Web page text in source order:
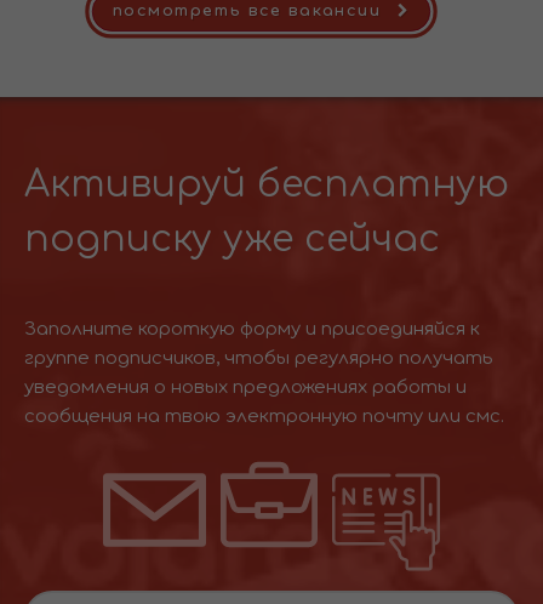
посмотреть все вакансии
Активируй бесплатную
подписку уже сейчас
Заполните короткую форму и присоединяйся к
группе подписчиков, чтобы регулярно получать
уведомления о новых предложениях работы и
сообщения на твою электронную почту или смс.